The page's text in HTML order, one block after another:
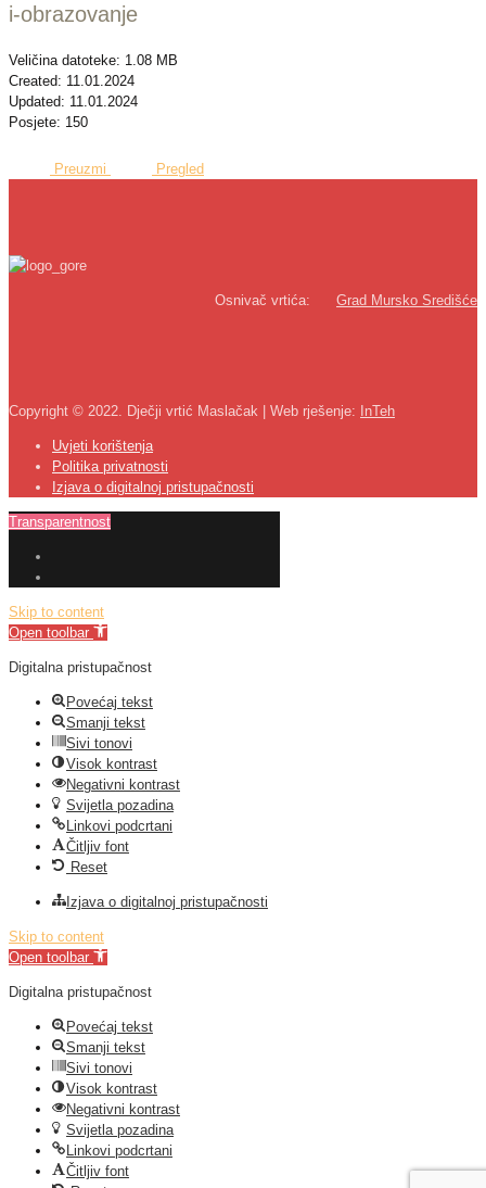
i-obrazovanje
Veličina datoteke: 1.08 MB
Created: 11.01.2024
Updated: 11.01.2024
Posjete: 150
Preuzmi Pregled
Osnivač vrtića: Grad Mursko Središće
Copyright © 2022. Dječji vrtić Maslačak | Web rješenje: InTeh
Uvjeti korištenja
Politika privatnosti
Izjava o digitalnoj pristupačnosti
Transparentnost
Skip to content
Open toolbar
Digitalna pristupačnost
Povećaj tekst
Smanji tekst
Sivi tonovi
Visok kontrast
Negativni kontrast
Svijetla pozadina
Linkovi podcrtani
Čitljiv font
Reset
Izjava o digitalnoj pristupačnosti
Skip to content
Open toolbar
Digitalna pristupačnost
Povećaj tekst
Smanji tekst
Sivi tonovi
Visok kontrast
Negativni kontrast
Svijetla pozadina
Linkovi podcrtani
Čitljiv font